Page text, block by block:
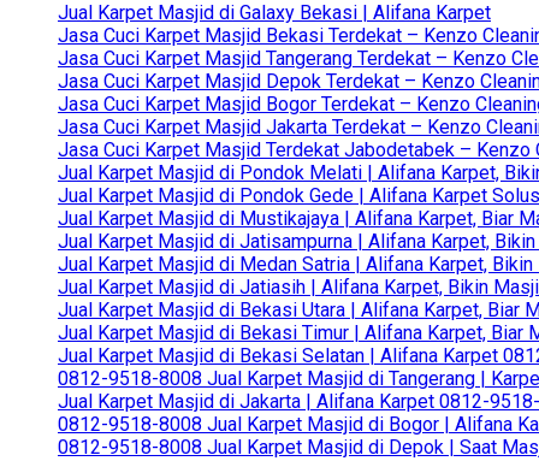
Jual Karpet Masjid di Galaxy Bekasi | Alifana Karpet
Jasa Cuci Karpet Masjid Bekasi Terdekat – Kenzo
Jasa Cuci Karpet Masjid Tangerang Terdekat – Kenzo
Jasa Cuci Karpet Masjid Depok Terdekat – Kenzo
Jasa Cuci Karpet Masjid Bogor Terdekat – Kenzo
Jasa Cuci Karpet Masjid Jakarta Terdekat – Kenzo
Jasa Cuci Karpet Masjid Terdekat Jabodetabek –
Jual Karpet Masjid di Pondok Melati | Alifana Karpet,
Jual Karpet Masjid di Pondok Gede | Alifana Karpet
Jual Karpet Masjid di Mustikajaya | Alifana Karpet, Biar
Jual Karpet Masjid di Jatisampurna | Alifana Karpet,
Jual Karpet Masjid di Medan Satria | Alifana Karpet,
Jual Karpet Masjid di Jatiasih | Alifana Karpet, Bikin
Jual Karpet Masjid di Bekasi Utara | Alifana Karpet, Biar
Jual Karpet Masjid di Bekasi Timur | Alifana Karpet, Biar
Jual Karpet Masjid di Bekasi Selatan | Alifana Karpet
0812-9518-8008 Jual Karpet Masjid di Tangerang |
Jual Karpet Masjid di Jakarta | Alifana Karpet 0812-
0812-9518-8008 Jual Karpet Masjid di Bogor | Alifana
0812-9518-8008 Jual Karpet Masjid di Depok | Saat